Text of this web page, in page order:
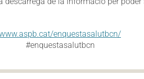
enquestasalutbcn/
#enquestasalutbcn